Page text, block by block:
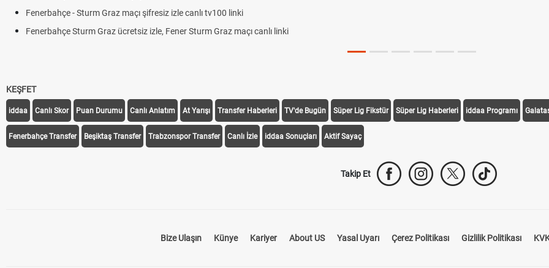
Fenerbahçe - Sturm Graz maçı şifresiz izle canlı tv100 linki
Fenerbahçe Sturm Graz ücretsiz izle, Fener Sturm Graz maçı canlı linki
KEŞFET
iddaa Canlı Skor Puan Durumu Canlı Anlatım At Yarışı Transfer Haberleri TV'de Bugün Süper Lig Fikstür Süper Lig Haberleri iddaa Programı
Fenerbahçe Transfer Beşiktaş Transfer Trabzonspor Transfer Canlı İzle iddaa Sonuçları Aktif Sayaç
Takip Et
Bize Ulaşın Künye Kariyer About US Yasal Uyarı Çerez Politikası Gizlilik Politikası